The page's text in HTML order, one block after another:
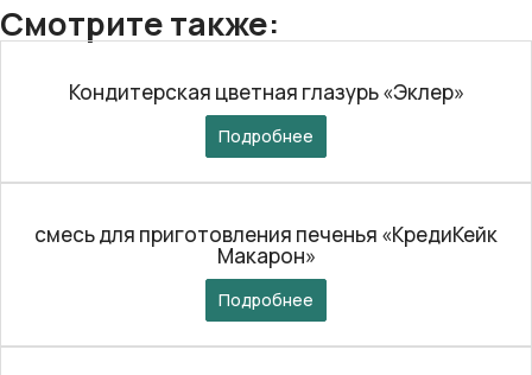
Смотрите также:
Кондитерская цветная глазурь «Эклер»
Подробнее
смесь для приготовления печенья «КредиКейк
Макарон»
Подробнее